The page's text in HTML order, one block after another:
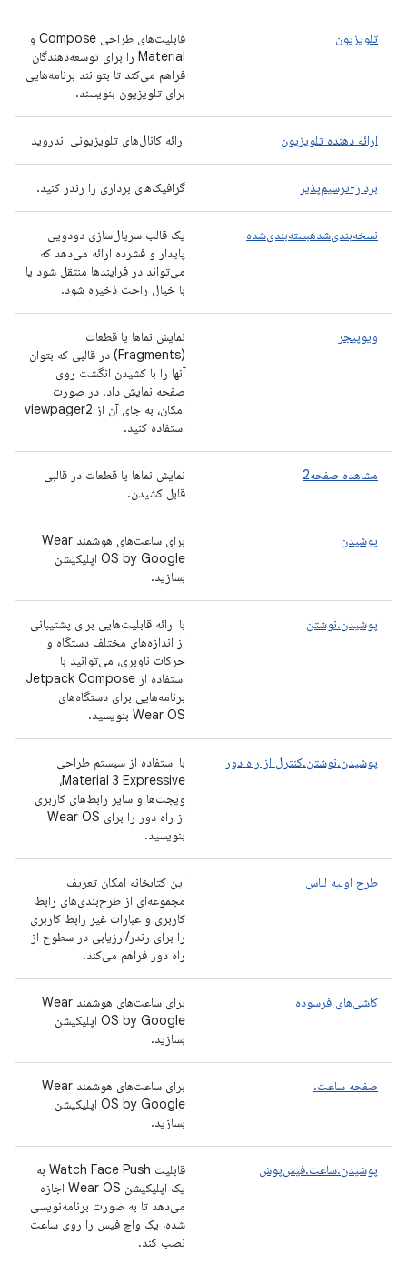
تلویزیون
قابلیت‌های طراحی Compose و
Material را برای توسعه‌دهندگان
فراهم می‌کند تا بتوانند برنامه‌هایی
برای تلویزیون بنویسند.
ارائه دهنده تلویزیون ارائه کانال‌های تلویزیونی اندروید
بردار-ترسیم‌پذیر گرافیک‌های برداری را رندر کنید.
نسخه‌بندی‌شدهبسته‌بندی‌شده
یک قالب سریال‌سازی دودویی
پایدار و فشرده ارائه می‌دهد که
می‌تواند در فرآیندها منتقل شود یا
با خیال راحت ذخیره شود.
ویوپیجر
نمایش نماها یا قطعات
(Fragments) در قالبی که بتوان
آنها را با کشیدن انگشت روی
صفحه نمایش داد. در صورت
امکان، به جای آن از viewpager2
استفاده کنید.
مشاهده صفحه2
نمایش نماها یا قطعات در قالبی
قابل کشیدن.
پوشیدن
برای ساعت‌های هوشمند Wear
OS by Google اپلیکیشن
بسازید.
پوشیدن.نوشتن
با ارائه قابلیت‌هایی برای پشتیبانی
از اندازه‌های مختلف دستگاه و
حرکات ناوبری، می‌توانید با
استفاده از Jetpack Compose
برنامه‌هایی برای دستگاه‌های
Wear OS بنویسید.
پوشیدن.نوشتن.کنترل از راه دور
با استفاده از سیستم طراحی
Material 3 Expressive،
ویجت‌ها و سایر رابط‌های کاربری
از راه دور را برای Wear OS
بنویسید.
طرح اولیه لباس
این کتابخانه امکان تعریف
مجموعه‌ای از طرح‌بندی‌های رابط
کاربری و عبارات غیر رابط کاربری
را برای رندر/ارزیابی در سطوح از
راه دور فراهم می‌کند.
کاشی‌های فرسوده
برای ساعت‌های هوشمند Wear
OS by Google اپلیکیشن
بسازید.
صفحه ساعت.
برای ساعت‌های هوشمند Wear
OS by Google اپلیکیشن
بسازید.
پوشیدن.ساعت.فیس‌پوش
قابلیت Watch Face Push به
یک اپلیکیشن Wear OS اجازه
می‌دهد تا به صورت برنامه‌نویسی
شده، یک واچ فیس را روی ساعت
نصب کند.